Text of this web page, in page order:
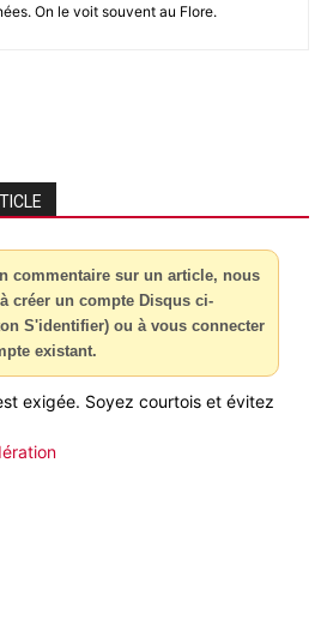
On le voit souvent au Flore.
commentaire sur un article, nous
créer un compte Disqus ci-
S'identifier) ou à vous connecter
existant.
exigée. Soyez courtois et évitez